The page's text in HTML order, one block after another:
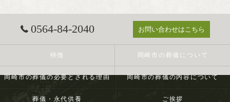
0564-84-2040 お問い合わせはこちら
特徴 岡崎市の葬儀について
岡崎市の葬儀の必要とされる理由 岡崎市の葬儀の内容について
葬儀・永代供養 ご挨拶